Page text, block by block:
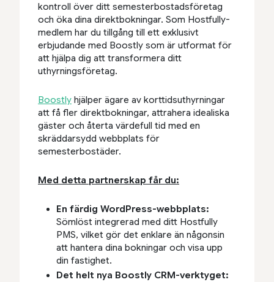
kontroll över ditt semesterbostadsföretag
och öka dina direktbokningar. Som Hostfully-
medlem har du tillgång till ett exklusivt
erbjudande med Boostly som är utformat för
att hjälpa dig att transformera ditt
uthyrningsföretag.
Boostly hjälper ägare av korttidsuthyrningar
att få fler direktbokningar, attrahera idealiska
gäster och återta värdefull tid med en
skräddarsydd webbplats för
semesterbostäder.
Med detta partnerskap får du:
En färdig WordPress-webbplats:
Sömlöst integrerad med ditt Hostfully
PMS, vilket gör det enklare än någonsin
att hantera dina bokningar och visa upp
din fastighet.
Det helt nya Boostly CRM-verktyget: